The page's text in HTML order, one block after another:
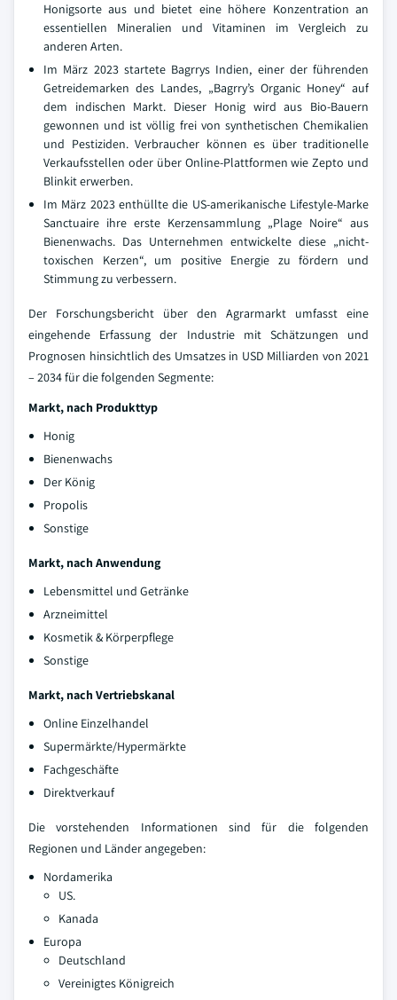
Honigsorte aus und bietet eine höhere Konzentration an
essentiellen Mineralien und Vitaminen im Vergleich zu
anderen Arten.
Im März 2023 startete Bagrrys Indien, einer der führenden
Getreidemarken des Landes, „Bagrry’s Organic Honey“ auf
dem indischen Markt. Dieser Honig wird aus Bio-Bauern
gewonnen und ist völlig frei von synthetischen Chemikalien
und Pestiziden. Verbraucher können es über traditionelle
Verkaufsstellen oder über Online-Plattformen wie Zepto und
Blinkit erwerben.
Im März 2023 enthüllte die US-amerikanische Lifestyle-Marke
Sanctuaire ihre erste Kerzensammlung „Plage Noire“ aus
Bienenwachs. Das Unternehmen entwickelte diese „nicht-
toxischen Kerzen“, um positive Energie zu fördern und
Stimmung zu verbessern.
Der Forschungsbericht über den Agrarmarkt umfasst eine
eingehende Erfassung der Industrie mit Schätzungen und
Prognosen hinsichtlich des Umsatzes in USD Milliarden von 2021
– 2034 für die folgenden Segmente:
Markt, nach Produkttyp
Honig
Bienenwachs
Der König
Propolis
Sonstige
Markt, nach Anwendung
Lebensmittel und Getränke
Arzneimittel
Kosmetik & Körperpflege
Sonstige
Markt, nach Vertriebskanal
Online Einzelhandel
Supermärkte/Hypermärkte
Fachgeschäfte
Direktverkauf
Die vorstehenden Informationen sind für die folgenden
Regionen und Länder angegeben:
Nordamerika
US.
Kanada
Europa
Deutschland
Vereinigtes Königreich